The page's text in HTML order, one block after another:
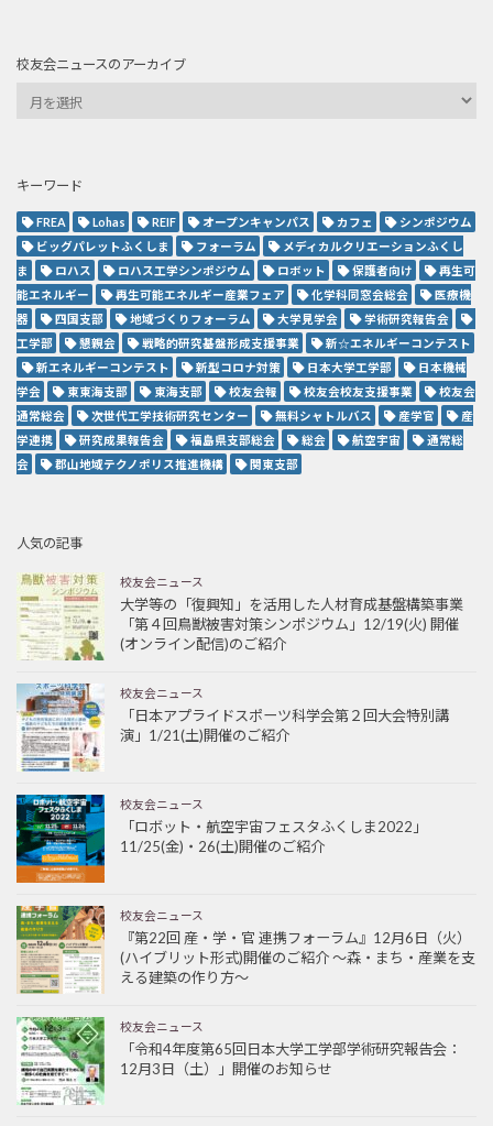
校友会ニュースのアーカイブ
キーワード
FREA Lohas REIF オープンキャンパス カフェ
シンポジウム
ビッグパレットふくしま
フォーラム
メディカルクリエーションふくし
ま
ロハス ロハス工学シンポジウム ロボット 保護者向け
再生可
能エネルギー
再生可能エネルギー産業フェア 化学科同窓会総会
医療機
器
四国支部 地域づくりフォーラム 大学見学会
学術研究報告会
工学部
懇親会 戦略的研究基盤形成支援事業
新☆エネルギーコンテスト
新エネルギーコンテスト
新型コロナ対策 日本大学工学部
日本機械
学会
東東海支部 東海支部 校友会報 校友会校友支援事業
校友会
通常総会
次世代工学技術研究センター 無料シャトルバス 産学官
産
学連携
研究成果報告会 福島県支部総会 総会 航空宇宙
通常総
会
郡山地域テクノポリス推進機構 関東支部
人気の記事
校友会ニュース
大学等の「復興知」を活用した人材育成基盤構築事業
「第４回鳥獣被害対策シンポジウム」12/19(火) 開催
(オンライン配信)のご紹介
校友会ニュース
「日本アプライドスポーツ科学会第２回大会特別講
演」1/21(土)開催のご紹介
校友会ニュース
「ロボット・航空宇宙フェスタふくしま2022」
11/25(金)・26(土)開催のご紹介
校友会ニュース
『第22回 産・学・官 連携フォーラム』12月6日（火）
(ハイブリット形式)開催のご紹介 ～森・まち・産業を支
える建築の作り方～
校友会ニュース
「令和4年度第65回日本大学工学部学術研究報告会：
12月3日（土）」開催のお知らせ